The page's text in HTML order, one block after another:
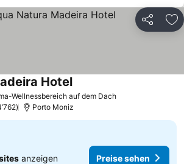
Teilen
Wellnessbereich auf dem DachPreise sehen
HotelPreise sehen
Porto Moniz
anzeigen Preise sehen